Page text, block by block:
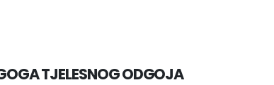
TJELESNOG ODGOJA